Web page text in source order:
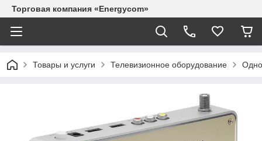
Торговая компания «Energycom»
Товары и услуги Телевизионное оборудование